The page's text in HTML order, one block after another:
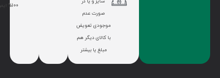
صورت عدم
موجودی تعویض
با کالای دیگر هم
مبلغ یا بیشتر
100% ایمن